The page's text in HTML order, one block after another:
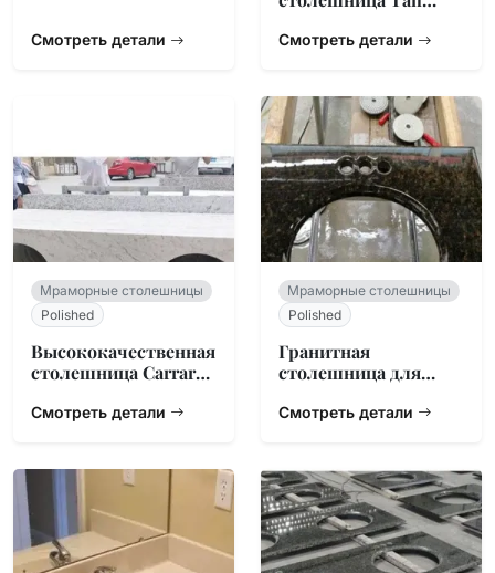
Смотреть детали
мойкой
Смотреть детали
Мраморные столешницы
Polished
Высококачественная
столешница Carrara
Смотреть детали
Мраморные столешницы
Polished
Гранитная
столешница для
Смотреть детали